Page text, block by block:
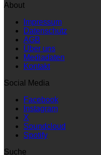
About
Impressum
Datenschutz
AGB
Über uns
Mediadaten
Kontakt
Social Media
Facebook
Instagram
X
Soundcloud
Spotify
Suche